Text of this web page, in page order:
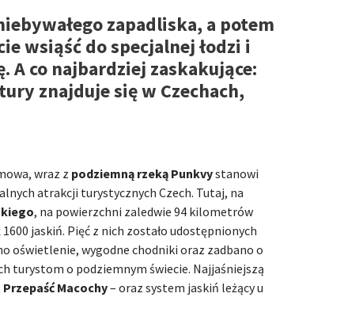
zapadliska, a potem
wsiąść do specjalnej łodzi i
A co najbardziej zaskakujące:
znajduje się w Czechach,
wraz z podziemną rzeką Punkvystanowi
atrakcji turystycznych Czech. Tutaj, na
, na powierzchni zaledwie 94 kilometrów
jaskiń. Pięć z nich zostało udostępnionych
oświetlenie, wygodne chodniki oraz zadbano o
turystom o podziemnym świecie. Najjaśniejszą
Przepaść Macochy– oraz system jaskiń leżący u